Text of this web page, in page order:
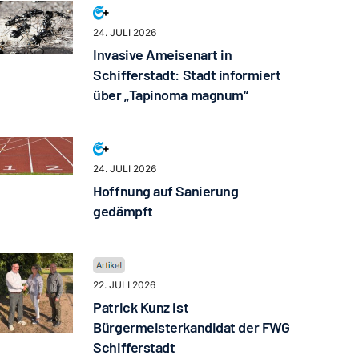
24. JULI 2026
Invasive Ameisenart in
Schifferstadt: Stadt informiert
über „Tapinoma magnum“
24. JULI 2026
Hoffnung auf Sanierung
gedämpft
22. JULI 2026
Patrick Kunz ist
Bürgermeisterkandidat der FWG
Schifferstadt